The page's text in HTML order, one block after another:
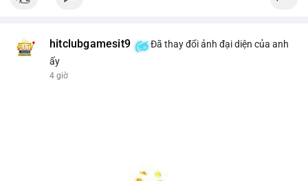
hitclubgamesit9
Đã thay đổi ảnh đại diện của anh
ấy
4 giờ